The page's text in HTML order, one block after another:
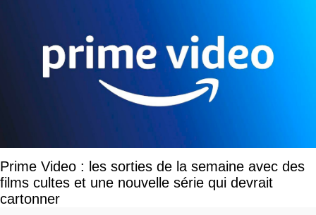
Prime Video : les sorties de la semaine avec des
films cultes et une nouvelle série qui devrait
cartonner